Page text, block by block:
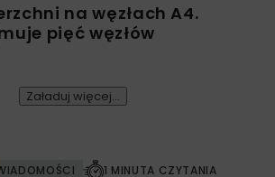
na węzłach A4.
pięć węzłów
Załaduj więcej...
1 MINUTA CZYTANIA